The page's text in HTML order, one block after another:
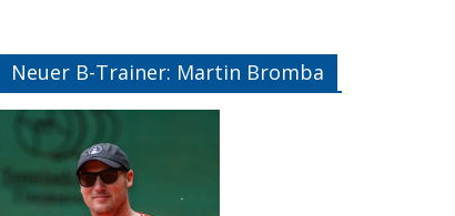
Neuer B-Trainer: Martin Bromba